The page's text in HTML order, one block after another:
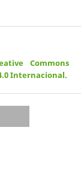
Commons
Internacional.